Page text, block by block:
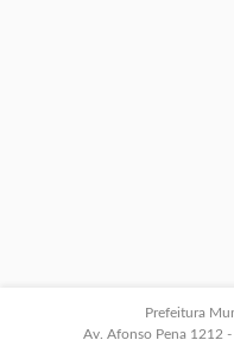
Prefeitura
Av. Afonso Pena 1212